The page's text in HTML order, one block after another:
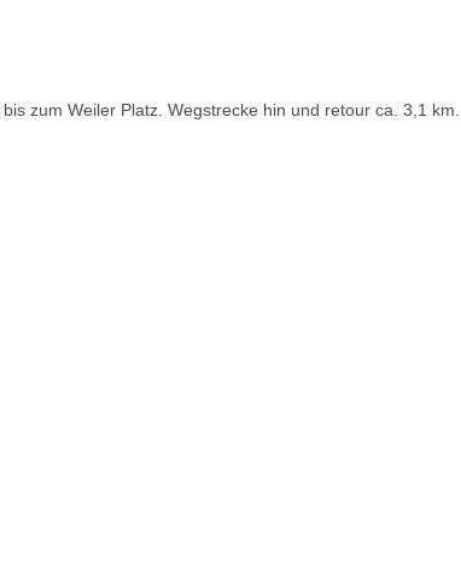
zum Weiler Platz. Wegstrecke hin und retour ca. 3,1 km...